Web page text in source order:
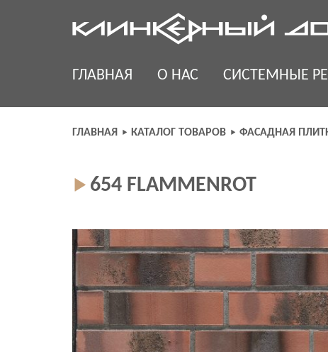
ГЛАВНАЯ О НАС СИСТЕМНЫЕ
ГЛАВНАЯ КАТАЛОГ ТОВАРОВ ФАСАДНАЯ
654 FLAMMENROT